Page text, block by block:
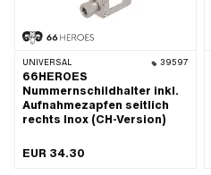
UNIVERSAL 39597
66HEROES
Nummernschildhalter inkl.
Aufnahmezapfen seitlich
rechts Inox (CH-Version)
EUR 34.30